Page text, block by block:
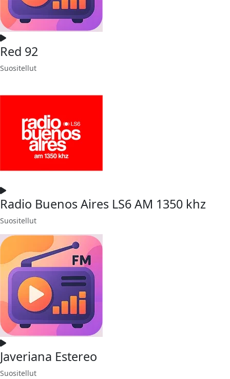
Red 92
Suositellut
Radio Buenos Aires LS6 AM 1350 khz
Suositellut
Javeriana Estereo
Suositellut